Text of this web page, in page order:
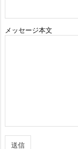
メッセージ本文